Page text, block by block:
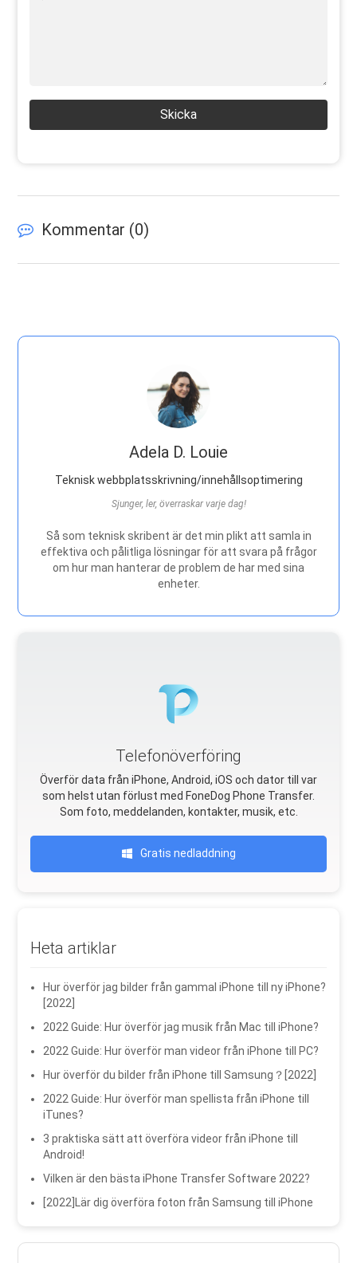
Skicka
Kommentar (0)
Adela D. Louie
Teknisk webbplatsskrivning/innehållsoptimering
Sjunger, ler, överraskar varje dag!
Så som teknisk skribent är det min plikt att samla in
effektiva och pålitliga lösningar för att svara på frågor
om hur man hanterar de problem de har med sina
enheter.
Telefonöverföring
Överför data från iPhone, Android, iOS och dator till var
som helst utan förlust med FoneDog Phone Transfer.
Som foto, meddelanden, kontakter, musik, etc.
Gratis nedladdning
Heta artiklar
Hur överför jag bilder från gammal iPhone till ny iPhone?
[2022]
2022 Guide: Hur överför jag musik från Mac till iPhone?
2022 Guide: Hur överför man videor från iPhone till PC?
Hur överför du bilder från iPhone till Samsung？[2022]
2022 Guide: Hur överför man spellista från iPhone till
iTunes?
3 praktiska sätt att överföra videor från iPhone till
Android!
Vilken är den bästa iPhone Transfer Software 2022?
[2022]Lär dig överföra foton från Samsung till iPhone